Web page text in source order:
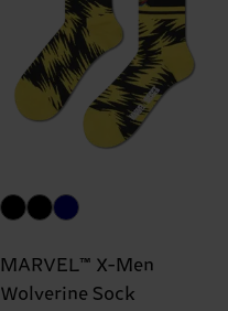
MARVEL™ X-Men
Wolverine Sock